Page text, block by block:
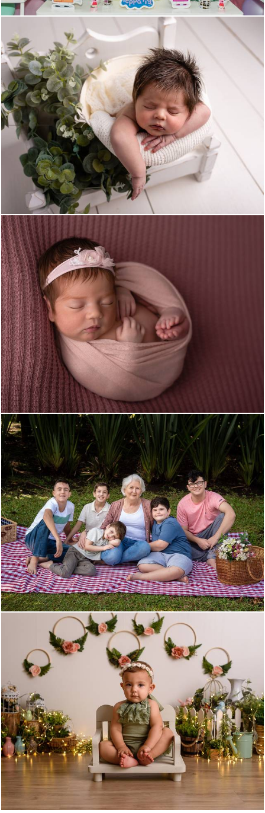
910 0
1045 0
1147 8
1092 27